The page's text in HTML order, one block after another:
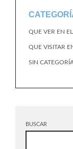
QUE VER EN
QUE VISITAR
SIN
BUSCAR